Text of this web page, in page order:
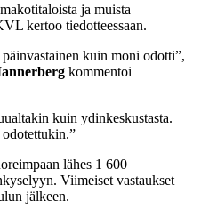
ja muista
kertoo tiedotteessaan.
kuin moni odotti”,
kommentoi
kuin ydinkeskustasta.
odotettukin.”
lähes 1 600
Viimeiset vastaukset
jälkeen.